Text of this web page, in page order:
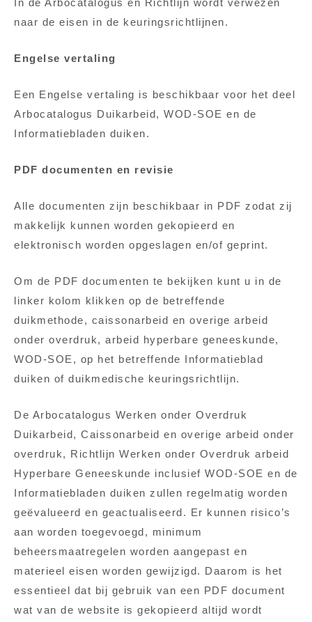
naar de eisen in de keuringsrichtlijnen.
Engelse vertaling
Een Engelse vertaling is beschikbaar voor het deel
Arbocatalogus Duikarbeid, WOD-SOE en de
Informatiebladen duiken.
PDF documenten en revisie
Alle documenten zijn beschikbaar in PDF zodat zij
makkelijk kunnen worden gekopieerd en
elektronisch worden opgeslagen en/of geprint.
Om de PDF documenten te bekijken kunt u in de
linker kolom klikken op de betreffende
duikmethode, caissonarbeid en overige arbeid
onder overdruk, arbeid hyperbare geneeskunde,
WOD-SOE, op het betreffende Informatieblad
duiken of duikmedische keuringsrichtlijn.
De Arbocatalogus Werken onder Overdruk
Duikarbeid, Caissonarbeid en overige arbeid onder
overdruk, Richtlijn Werken onder Overdruk arbeid
Hyperbare Geneeskunde inclusief WOD-SOE en de
Informatiebladen duiken zullen regelmatig worden
geëvalueerd en geactualiseerd. Er kunnen risico’s
aan worden toegevoegd, minimum
beheersmaatregelen worden aangepast en
materieel eisen worden gewijzigd. Daarom is het
essentieel dat bij gebruik van een PDF document
wat van de website is gekopieerd altijd wordt